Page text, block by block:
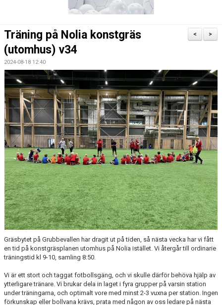
TRUPPEN
BILDGALLERI
DOKUMENT
KONTAKT
BÖRJA SPELA FOTBOLL MED POJKAR 2017
>
<
Träning på Nolia konstgräs
(utomhus) v34
2024-08-18 12:40
Gräsbytet på Grubbevallen har dragit ut på tiden, så nästa vecka har vi fått
en tid på konstgräsplanen utomhus på Nolia istället. Vi återgår till ordinarie
träningstid kl 9-10, samling 8:50.
Vi är ett stort och taggat fotbollsgäng, och vi skulle därför behöva hjälp av
ytterligare tränare. Vi brukar dela in laget i fyra grupper på varsin station
under träningarna, och optimalt vore med minst 2-3 vuxna per station. Ingen
förkunskap eller bollvana krävs, prata med någon av oss ledare på nästa